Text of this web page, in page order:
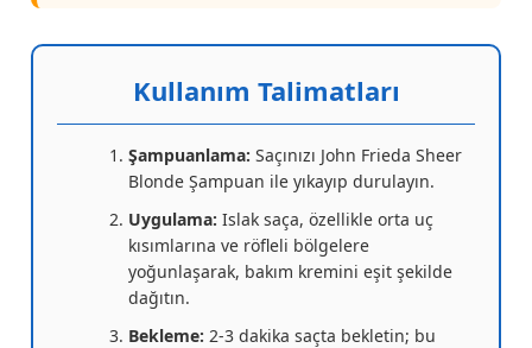
Kullanım Talimatları
Şampuanlama: Saçınızı John Frieda Sheer
Blonde Şampuan ile yıkayıp durulayın.
Uygulama: Islak saça, özellikle orta uç
kısımlarına ve röfleli bölgelere
yoğunlaşarak, bakım kremini eşit şekilde
dağıtın.
Bekleme: 2-3 dakika saçta bekletin; bu